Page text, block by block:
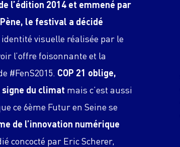
l’édition 2014 et emmené par
le festival a décidé
visuelle réalisée par le
l’offre foisonnante et la
#FenS2015. COP 21 oblige,
du climat mais c’est aussi
ce 6ème Futur en Seine se
de l’innovation numérique
concocté par Eric Scherer,